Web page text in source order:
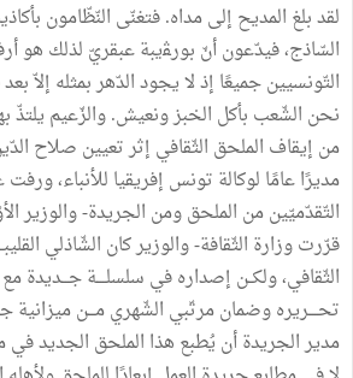
لقدبلغ المديح إلىمداه.فتغنّى النّظّامون
السّاذج،فيدّعونأنّ بورﭭيبةعبقريّ لذلك هو
التّونسيينجميعًا إذلايجودالدّهربمثله إلاّبعد
نحن الشّعب بأكل الخبزونعيش.والزّعيم يلتذّ
من إيقاف الملحق الثّقافي إثرتعيين صلاح
مديرًاعامًا لوكالة تونس إفريقيا للأنباء،ورفت
التّقدّميّينمن الملحقومن الجريدة-والوزير
قرّرتوزارة الثّقافة-والوزيركان الشّاذلي
الثّقافي،ولكــن إصدارهفي سلسلــــةجـــديدةمع
تحــــريرهوضمانمرتّبي الشّهريمـــنميزانية
مديرالجريدةأن يُطبع هذا الملحق الجديدفي